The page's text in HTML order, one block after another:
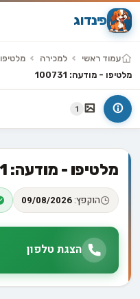
פינדוג
עמוד ראשי למכירה מלטיפו
מלטיפו - מודעה: 100731
1
מלטיפו - מודעה: 100731
הוקפץ:09/08/2026
הצגת טלפון